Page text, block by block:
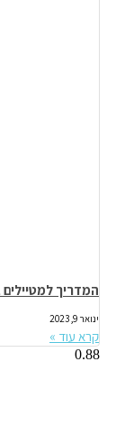
המדריך
ינואר 9, 2023
קרא עוד »